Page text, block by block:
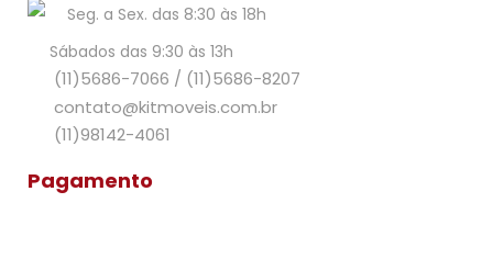
Seg. a Sex. das 8:30 às 18h
Sábados das 9:30 às 13h
(11)5686-7066 / (11)5686-8207
contato@kitmoveis.com.br
(11)98142-4061
Pagamento